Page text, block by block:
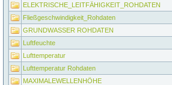
ELEKTRISCHE_LEITFÄHIGKEIT_ROHDATEN
Fließgeschwindigkeit_Rohdaten
GRUNDWASSER ROHDATEN
Luftfeuchte
Lufttemperatur
Lufttemperatur Rohdaten
MAXIMALEWELLENHÖHE